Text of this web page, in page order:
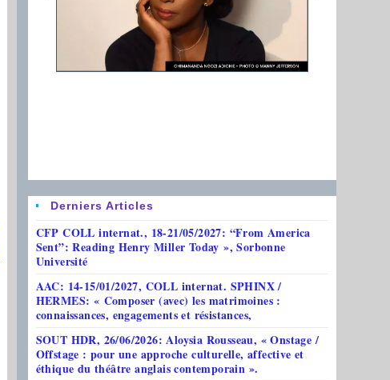
Derniers Articles
CFP COLL internat., 18-21/05/2027: “From America
Sent”: Reading Henry Miller Today », Sorbonne
Université
AAC: 14-15/01/2027, COLL internat. SPHINX /
HERMES: « Composer (avec) les matrimoines :
connaissances, engagements et résistances,
SOUT HDR, 26/06/2026: Aloysia Rousseau, « Onstage /
Offstage : pour une approche culturelle, affective et
éthique du théâtre anglais contemporain ».